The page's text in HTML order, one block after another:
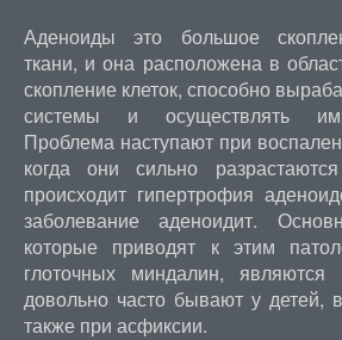
Аденоиды это большое
ткани, и она расположена в
скопление клеток, способно
системы и осуществлять
Проблема наступают при
когда они сильно
происходит гипертрофия
заболевание аденоидит.
которые приводят к этим
глоточных миндалин,
довольно часто бывают у детей,
также при асфиксии.